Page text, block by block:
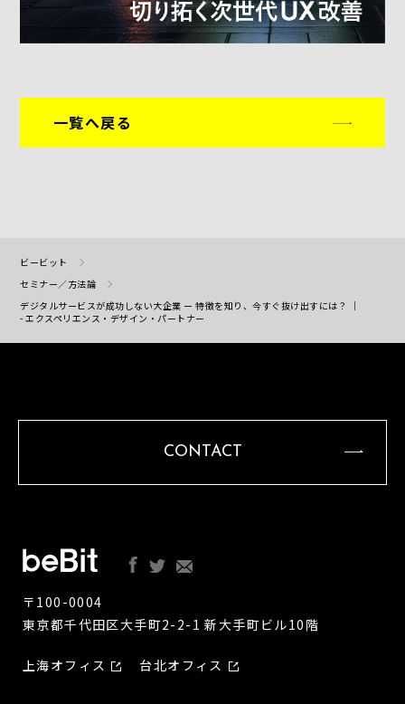
一覧へ戻る
ビービット
セミナー／方法論
デジタルサービスが成功しない大企業 ー 特徴を知り、今すぐ抜け出すには？ ｜
- エクスペリエンス・デザイン・パートナー
CONTACT
〒100-0004
東京都千代田区大手町2-2-1 新大手町ビル10階
上海オフィス 台北オフィス